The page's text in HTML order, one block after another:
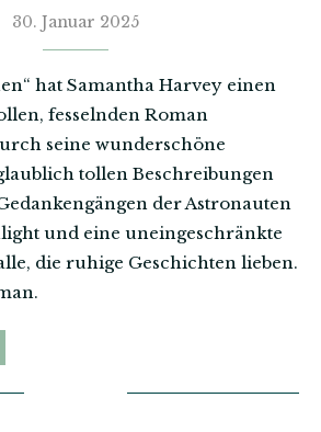
30. Januar 2025
hat Samantha Harvey einen
fesselnden Roman
seine wunderschöne
tollen Beschreibungen
der Astronauten
und eine uneingeschränkte
die ruhige Geschichten lieben.